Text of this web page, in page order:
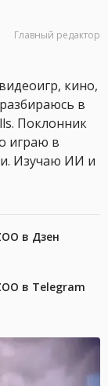
Главный редактор
кино,
в
Поклонник
играю в
Изучаю ИИ и
в Дзен
в Telegram